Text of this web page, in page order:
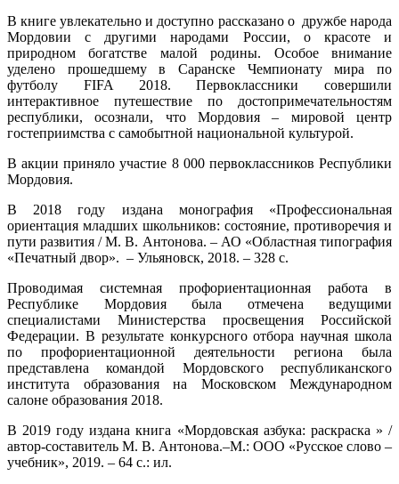
В книге увлекательно и доступно рассказано о дружбе народа
Мордовии с другими народами России, о красоте и
природном богатстве малой родины. Особое внимание
уделено прошедшему в Саранске Чемпионату мира по
футболу FIFA 2018. Первоклассники совершили
интерактивное путешествие по достопримечательностям
республики, осознали, что Мордовия – мировой центр
гостеприимства с самобытной национальной культурой.
В акции приняло участие 8 000 первоклассников Республики
Мордовия.
В 2018 году издана монография «Профессиональная
ориентация младших школьников: состояние, противоречия и
пути развития / М. В. Антонова. – АО «Областная типография
«Печатный двор». – Ульяновск, 2018. – 328 с.
Проводимая системная профориентационная работа в
Республике Мордовия была отмечена ведущими
специалистами Министерства просвещения Российской
Федерации. В результате конкурсного отбора научная школа
по профориентационной деятельности региона была
представлена командой Мордовского республиканского
института образования на Московском Международном
салоне образования 2018.
В 2019 году издана книга «Мордовская азбука: раскраска » /
автор-составитель М. В. Антонова.–М.: ООО «Русское слово –
учебник», 2019. – 64 с.: ил.